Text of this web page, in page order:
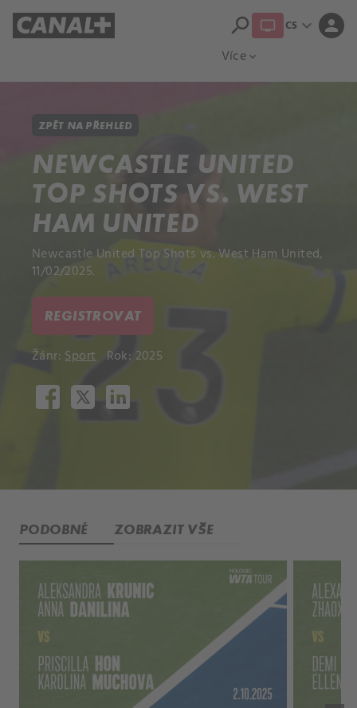
Více expand_more
search CS expand_more person
ZPĚT NA PŘEHLED
NEWCASTLE UNITED
TOP SHOTS VS. WEST
HAM UNITED
Newcastle United Top Shots vs. West Ham United,
11/02/2025.
REGISTROVAT
Žánr:Sport Rok: 2025
PODOBNÉ ZOBRAZIT VŠE